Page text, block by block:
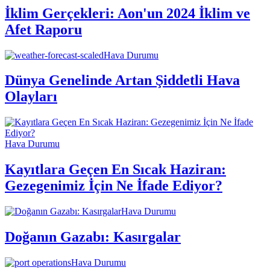
İklim Gerçekleri: Aon'un 2024 İklim ve
Afet Raporu
Hava Durumu
Dünya Genelinde Artan Şiddetli Hava
Olayları
Hava Durumu
Kayıtlara Geçen En Sıcak Haziran:
Gezegenimiz İçin Ne İfade Ediyor?
Hava Durumu
Doğanın Gazabı: Kasırgalar
Hava Durumu